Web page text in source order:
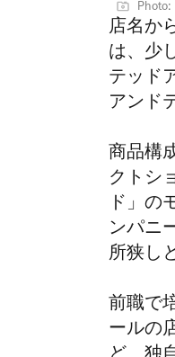
Photo:
店名か
は、少
テッド
アンド
商品構
クトシ
ド」の
ンパニ
所狭し
前職で
ールの